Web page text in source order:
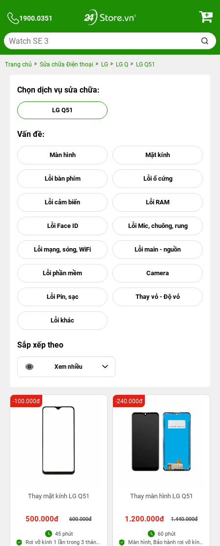
1900.0351
Trang chủ Sửa chữa Điện thoại LG LG Q LG Q51
Chọn dịch vụ sửa chữa:
LG Q51
Vấn đề:
Sắp xếp theo
Xem nhiều
Thay mặt kính LG Q51
500.000đ 600.000đ
-100.000đ
45 phút
Rơi vỡ kính 1 lần trong 3 tháng,
Thay màn hình LG Q51
1.200.000đ 1.440.000đ
-240.000đ
60 phút
Màn hình, Bảo hành rơi vỡ kính